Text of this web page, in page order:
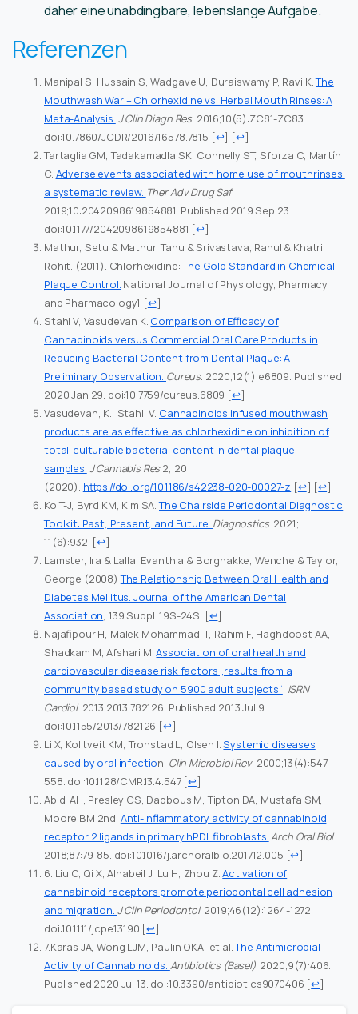
daher eine unabdingbare, lebenslange Aufgabe.
Referenzen
Manipal S, Hussain S, Wadgave U, Duraiswamy P, Ravi K.The
Mouthwash War – Chlorhexidine vs. Herbal Mouth Rinses: A
Meta-Analysis. J Clin Diagn Res. 2016;10(5):ZC81-ZC83.
doi:10.7860/JCDR/2016/16578.7815 [↩] [↩]
Tartaglia GM, Tadakamadla SK, Connelly ST, Sforza C, Martín
C. Adverse events associated with home use of mouthrinses:
a systematic review. Ther Adv Drug Saf.
2019;10:2042098619854881. Published 2019 Sep 23.
doi:10.1177/2042098619854881 [↩]
Mathur, Setu & Mathur, Tanu & Srivastava, Rahul & Khatri,
Rohit. (2011). Chlorhexidine:The Gold Standard in Chemical
Plaque Control. National Journal of Physiology, Pharmacy
and Pharmacology.1 [↩]
Stahl V, Vasudevan K. Comparison of Efficacy of
Cannabinoids versus Commercial Oral Care Products in
Reducing Bacterial Content from Dental Plaque: A
Preliminary Observation. Cureus. 2020;12(1):e6809. Published
2020 Jan 29. doi:10.7759/cureus.6809 [↩]
Vasudevan, K., Stahl, V. Cannabinoids infused mouthwash
products are as effective as chlorhexidine on inhibition of
total-culturable bacterial content in dental plaque
samples. J Cannabis Res2, 20
(2020). https://doi.org/10.1186/s42238-020-00027-z [↩] [↩]
Ko T-J, Byrd KM, Kim SA.The Chairside Periodontal Diagnostic
Toolkit: Past, Present, and Future. Diagnostics. 2021;
11(6):932. [↩]
Lamster, Ira & Lalla, Evanthia & Borgnakke, Wenche & Taylor,
George (2008)The Relationship Between Oral Health and
Diabetes Mellitus. Journal of the American Dental
Association, 139 Suppl. 19S-24S. [↩]
Najafipour H, Malek Mohammadi T, Rahim F, Haghdoost AA,
Shadkam M, Afshari M.Association of oral health and
cardiovascular disease risk factors „results from a
community based study on 5900 adult subjects“. ISRN
Cardiol. 2013;2013:782126. Published 2013 Jul 9.
doi:10.1155/2013/782126 [↩]
Li X, Kolltveit KM, Tronstad L, Olsen I.Systemic diseases
caused by oral infection. Clin Microbiol Rev. 2000;13(4):547-
558. doi:10.1128/CMR.13.4.547[↩]
Abidi AH, Presley CS, Dabbous M, Tipton DA, Mustafa SM,
Moore BM 2nd. Anti-inflammatory activity of cannabinoid
receptor 2 ligands in primary hPDL fibroblasts.Arch Oral Biol.
2018;87:79-85. doi:10.1016/j.archoralbio.2017.12.005 [↩]
6. Liu C, Qi X, Alhabeil J, Lu H, Zhou Z.Activation of
cannabinoid receptors promote periodontal cell adhesion
and migration. J Clin Periodontol. 2019;46(12):1264-1272.
doi:10.1111/jcpe.13190 [↩]
7.Karas JA, Wong LJM, Paulin OKA, et al.The Antimicrobial
Activity of Cannabinoids. Antibiotics (Basel). 2020;9(7):406.
Published 2020 Jul 13. doi:10.3390/antibiotics9070406 [↩]